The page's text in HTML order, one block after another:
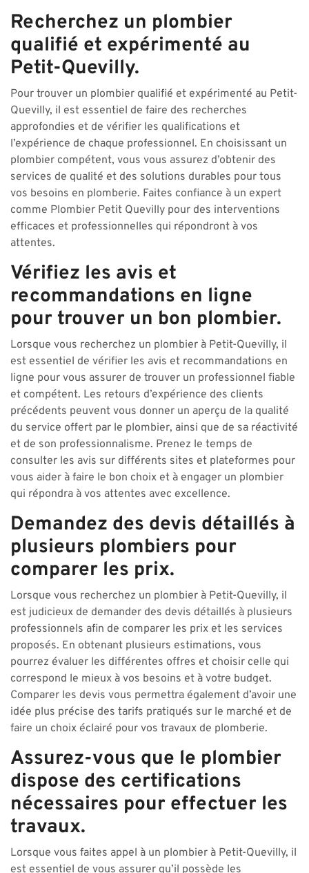
Recherchez un plombier
qualifié et expérimenté au
Petit-Quevilly.
Pour trouver un plombier qualifié et expérimenté au Petit-
Quevilly, il est essentiel de faire des recherches
approfondies et de vérifier les qualifications et
l’expérience de chaque professionnel. En choisissant un
plombier compétent, vous vous assurez d’obtenir des
services de qualité et des solutions durables pour tous
vos besoins en plomberie. Faites confiance à un expert
comme Plombier Petit Quevilly pour des interventions
efficaces et professionnelles qui répondront à vos
attentes.
Vérifiez les avis et
recommandations en ligne
pour trouver un bon plombier.
Lorsque vous recherchez un plombier à Petit-Quevilly, il
est essentiel de vérifier les avis et recommandations en
ligne pour vous assurer de trouver un professionnel fiable
et compétent. Les retours d’expérience des clients
précédents peuvent vous donner un aperçu de la qualité
du service offert par le plombier, ainsi que de sa réactivité
et de son professionnalisme. Prenez le temps de
consulter les avis sur différents sites et plateformes pour
vous aider à faire le bon choix et à engager un plombier
qui répondra à vos attentes avec excellence.
Demandez des devis détaillés à
plusieurs plombiers pour
comparer les prix.
Lorsque vous recherchez un plombier à Petit-Quevilly, il
est judicieux de demander des devis détaillés à plusieurs
professionnels afin de comparer les prix et les services
proposés. En obtenant plusieurs estimations, vous
pourrez évaluer les différentes offres et choisir celle qui
correspond le mieux à vos besoins et à votre budget.
Comparer les devis vous permettra également d’avoir une
idée plus précise des tarifs pratiqués sur le marché et de
faire un choix éclairé pour vos travaux de plomberie.
Assurez-vous que le plombier
dispose des certifications
nécessaires pour effectuer les
travaux.
Lorsque vous faites appel à un plombier à Petit-Quevilly, il
est essentiel de vous assurer qu’il possède les